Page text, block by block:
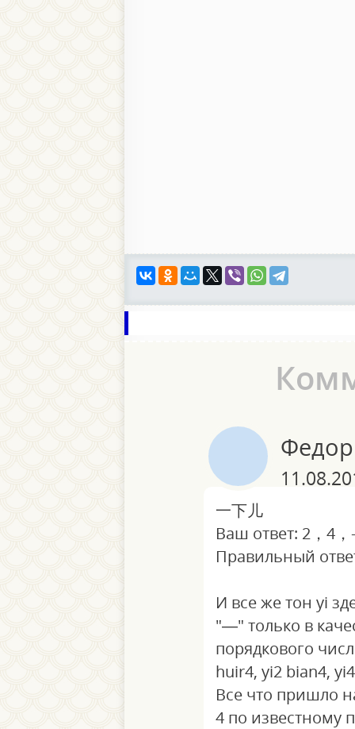
Федор
一下儿
Ваш ответ: 2，4，-
Правильный
И все же тон yi
"—" только в
порядкового
huir4, yi2 bian4,
Все что пришло
4 по известному